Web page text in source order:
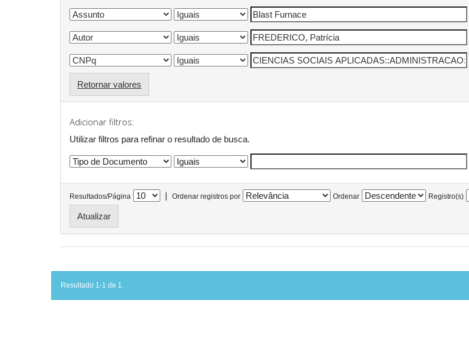
Retornar valores
Adicionar filtros:
Utilizar filtros para refinar o resultado de busca.
Resultados/Página | Ordenar registros por Ordenar Registro(s)
Resultado 1-1 de 1.